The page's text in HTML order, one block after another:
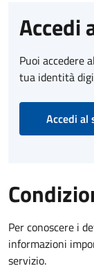
Accedi
Puoi accedere
tua identità
Accedi al
Per conoscere i
informazioni
servizio.